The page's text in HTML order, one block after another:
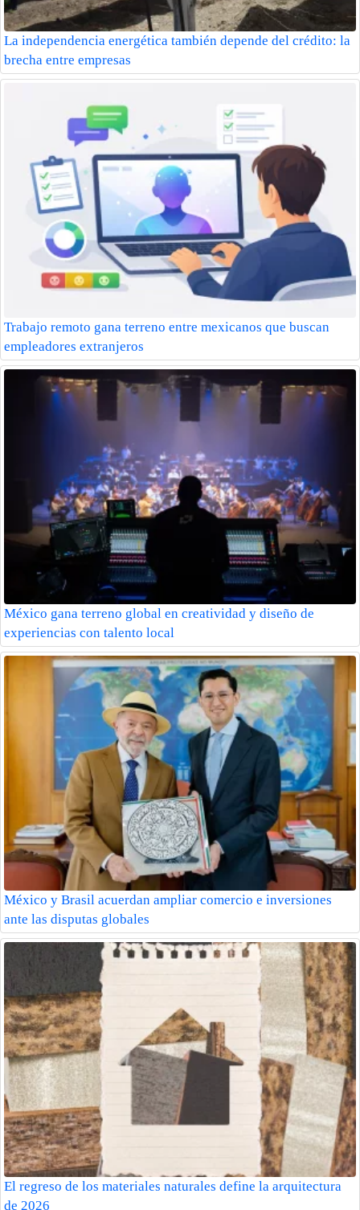
La independencia energética también depende del crédito: la
brecha entre empresas
Trabajo remoto gana terreno entre mexicanos que buscan
empleadores extranjeros
México gana terreno global en creatividad y diseño de
experiencias con talento local
México y Brasil acuerdan ampliar comercio e inversiones
ante las disputas globales
El regreso de los materiales naturales define la arquitectura
de 2026